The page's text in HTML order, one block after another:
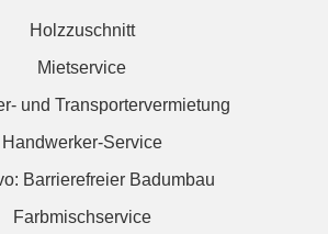
Holzzuschnitt
Mietservice
und Transportervermietung
Handwerker-Service
Barrierefreier Badumbau
Farbmischservice